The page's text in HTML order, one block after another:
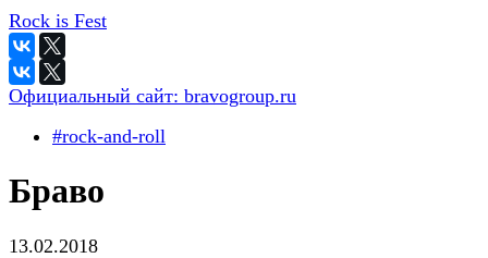
Rock is Fest
Официальный сайт: bravogroup.ru
#rock-and-roll
Браво
13.02.2018